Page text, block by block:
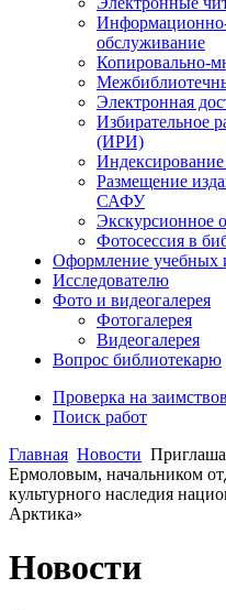
обслуживание
Копировально-
Электронная
Избирательное
(ИРИ)
Размещение
САФУ
Экскурсионное
Фотосессия в
Оформление учебных
Исследователю
Фото и видеогалерея
Фотогалерея
Видеогалерея
Вопрос библиотекарю
Проверка на
Поиск работ
Главная Новости
Ермоловым, начальником
культурного наследия
Арктика»
Новости